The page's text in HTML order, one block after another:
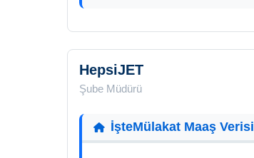
HepsiJET
Şube Müdürü
İşteMülakat Maaş Verisi